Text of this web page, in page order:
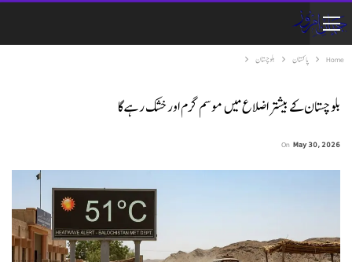
Home پاکستان بلوچستان
بلوچستان کے بیشتر اضلاع میں موسم گرم اور خشک رہے گا
On May 30, 2026